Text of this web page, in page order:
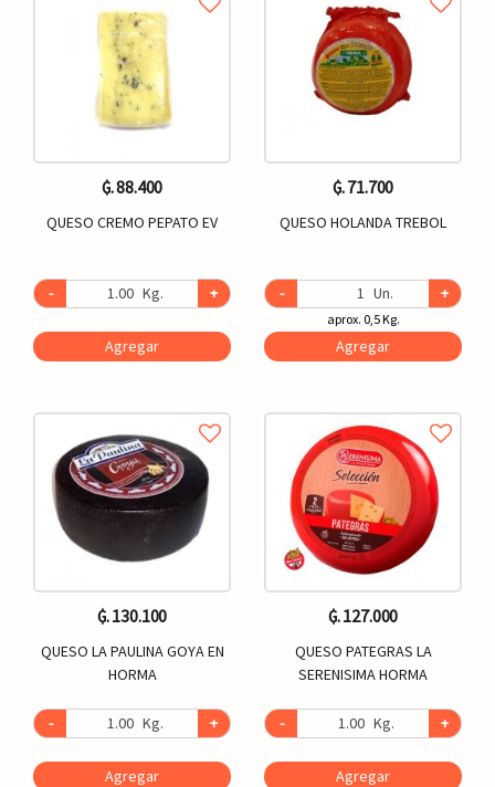
₲. 88.400
QUESO CREMO PEPATO EV
- Kg. +
Agregar
₲. 130.100
QUESO LA PAULINA GOYA EN
HORMA
- Kg. +
Agregar
₲. 71.700
QUESO HOLANDA TREBOL
- Un. +
aprox. 0,5 Kg.
Agregar
₲. 127.000
QUESO PATEGRAS LA
SERENISIMA HORMA
- Kg. +
Agregar